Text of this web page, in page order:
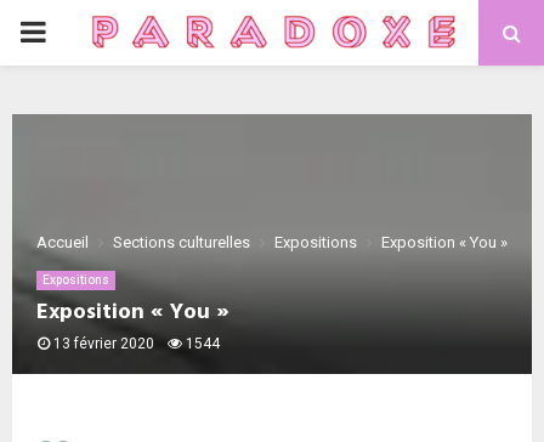
PRIMARY
Accueil Sections culturelles Expositions Exposition « You »
Expositions
Exposition « You »
13 février 2020 1544